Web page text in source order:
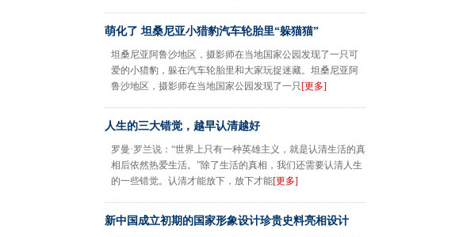
萌化了 坦桑尼亚小猎豹汽车轮胎里“躲猫猫”
坦桑尼亚阿鲁沙地区，摄影师在当地国家公园发现了一只可
爱的小猎豹，躲在汽车轮胎里和大家玩捉迷藏。坦桑尼亚阿
鲁沙地区，摄影师在当地国家公园发现了一只 [更多]
人生的三大错觉，越早认清越好
罗曼·罗兰说：“世界上只有一种英雄主义，就是认清生活的真
相后依然热爱生活。”除了生活的真相，我们还需要认清人生
的一些错觉。认清才能放下，放下才能[更多]
新中国成立初期的国家形象设计珍贵史料亮相设计